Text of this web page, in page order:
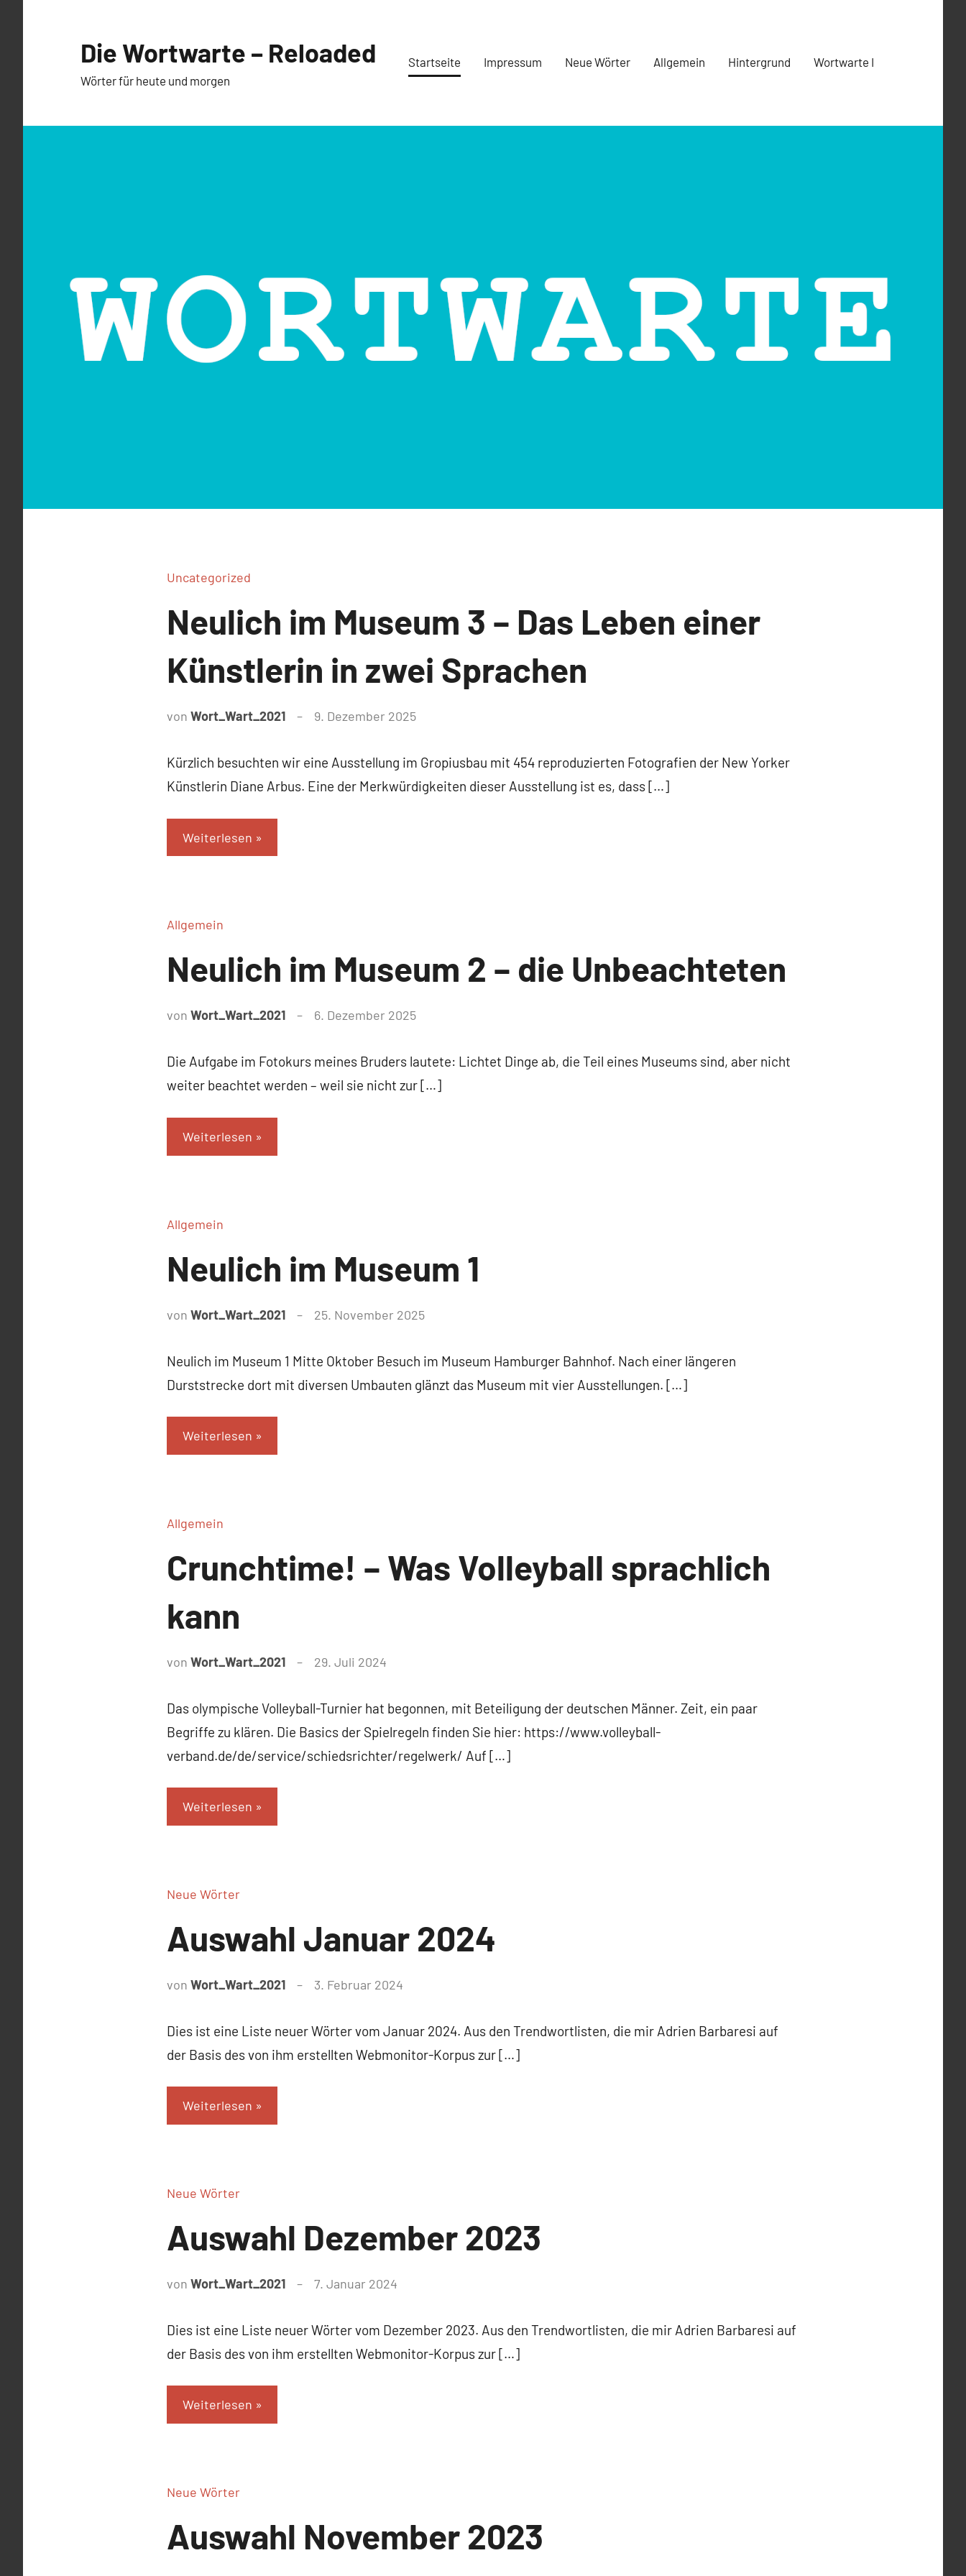
Die Wortwarte – Reloaded
Wörter für heute und morgen
Startseite Impressum Neue Wörter Allgemein Hintergrund Wortwarte I
Uncategorized
Neulich im Museum 3 – Das Leben einer
Künstlerin in zwei Sprachen
von Wort_Wart_2021 9. Dezember 2025
Kürzlich besuchten wir eine Ausstellung im Gropiusbau mit 454 reproduzierten Fotografien der New Yorker
Künstlerin Diane Arbus. Eine der Merkwürdigkeiten dieser Ausstellung ist es, dass […]
Weiterlesen
Allgemein
Neulich im Museum 2 – die Unbeachteten
von Wort_Wart_2021 6. Dezember 2025
Die Aufgabe im Fotokurs meines Bruders lautete: Lichtet Dinge ab, die Teil eines Museums sind, aber nicht
weiter beachtet werden – weil sie nicht zur […]
Weiterlesen
Allgemein
Neulich im Museum 1
von Wort_Wart_2021 25. November 2025
Neulich im Museum 1 Mitte Oktober Besuch im Museum Hamburger Bahnhof. Nach einer längeren
Durststrecke dort mit diversen Umbauten glänzt das Museum mit vier Ausstellungen. […]
Weiterlesen
Allgemein
Crunchtime! – Was Volleyball sprachlich
kann
von Wort_Wart_2021 29. Juli 2024
Das olympische Volleyball-Turnier hat begonnen, mit Beteiligung der deutschen Männer. Zeit, ein paar
Begriffe zu klären. Die Basics der Spielregeln finden Sie hier: https://www.volleyball-
verband.de/de/service/schiedsrichter/regelwerk/ Auf […]
Weiterlesen
Neue Wörter
Auswahl Januar 2024
von Wort_Wart_2021 3. Februar 2024
Dies ist eine Liste neuer Wörter vom Januar 2024. Aus den Trendwortlisten, die mir Adrien Barbaresi auf
der Basis des von ihm erstellten Webmonitor-Korpus zur […]
Weiterlesen
Neue Wörter
Auswahl Dezember 2023
von Wort_Wart_2021 7. Januar 2024
Dies ist eine Liste neuer Wörter vom Dezember 2023. Aus den Trendwortlisten, die mir Adrien Barbaresi auf
der Basis des von ihm erstellten Webmonitor-Korpus zur […]
Weiterlesen
Neue Wörter
Auswahl November 2023